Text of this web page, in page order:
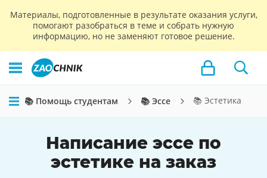
Материалы, подготовленные в результате оказания услуги,
помогают разобраться в теме и собрать нужную
информацию, но не заменяют готовое решение.
📚 Помощь студентам 📚 Эссе 📚 Эстетика
Написание эссе по
эстетике на заказ